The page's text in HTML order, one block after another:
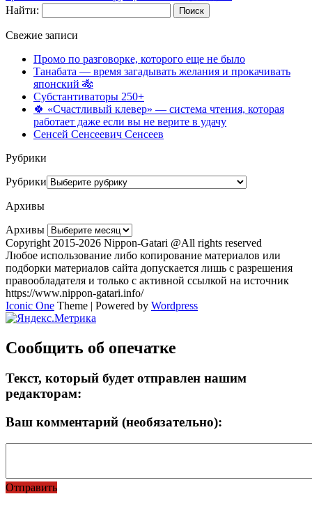
Найти:
Свежие записи
Промо по разговорке, которого еще не было
Танабата — время загадывать желания и прокачивать
японский 🎋
Субстантиваторы 250+
🍀 «Счастливый клевер» — система чтения, которая
работает даже если вы не верите в удачу
Сенсей Сенсеевич Сенсеев
Рубрики
Рубрики
Архивы
Архивы
Copyright 2015-2026 Nippon-Gatari @All rights reserved
Любое использование либо копирование материалов или
подборки материалов сайта допускается лишь с разрешения
правообладателя и только с активной ссылкой на источник
https://www.nippon-gatari.info/
Iconic One Theme | Powered by Wordpress
Сообщить об опечатке
Текст, который будет отправлен нашим
редакторам:
Ваш комментарий (необязательно):
Отправить